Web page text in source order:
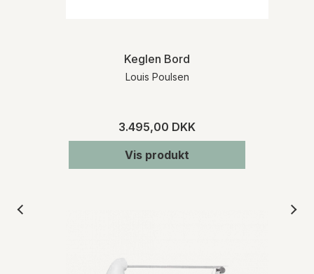
Keglen Bord
Louis Poulsen
3.495,00 DKK
Vis produkt